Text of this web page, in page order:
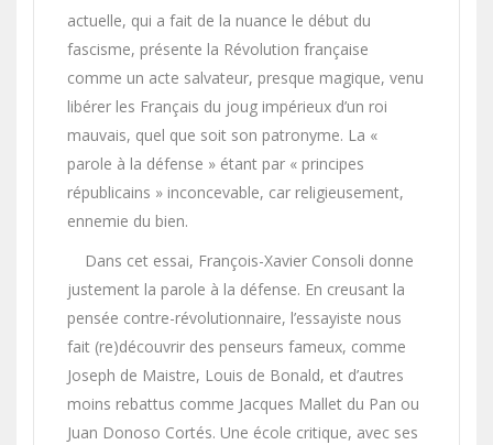
actuelle, qui a fait de la nuance le début du
fascisme, présente la Révolution française
comme un acte salvateur, presque magique, venu
libérer les Français du joug impérieux d’un roi
mauvais, quel que soit son patronyme. La «
parole à la défense » étant par « principes
républicains » inconcevable, car religieusement,
ennemie du bien.
Dans cet essai, François-Xavier Consoli donne
justement la parole à la défense. En creusant la
pensée contre-révolutionnaire, l’essayiste nous
fait (re)découvrir des penseurs fameux, comme
Joseph de Maistre, Louis de Bonald, et d’autres
moins rebattus comme Jacques Mallet du Pan ou
Juan Donoso Cortés. Une école critique, avec ses